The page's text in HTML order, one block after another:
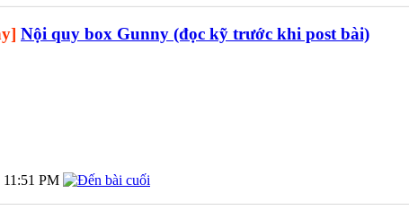
Nội quy box Gunny (đọc kỹ trước khi post bài)
11:51 PM